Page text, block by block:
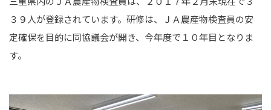
３９人が登録されています。研修は、ＪＡ農産物検査員の安
定確保を目的に同協議会が開き、今年度で１０年目となりま
す。